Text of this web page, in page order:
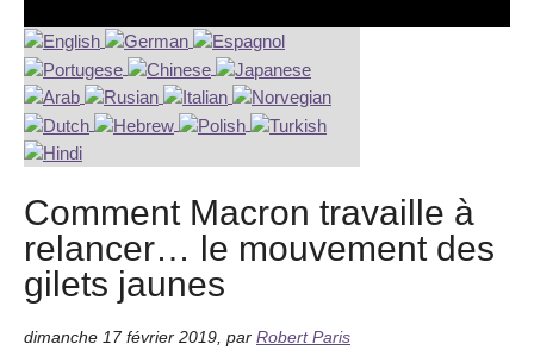
Comment Macron travaille à
relancer… le mouvement des
gilets jaunes
dimanche 17 février 2019 par Robert Paris